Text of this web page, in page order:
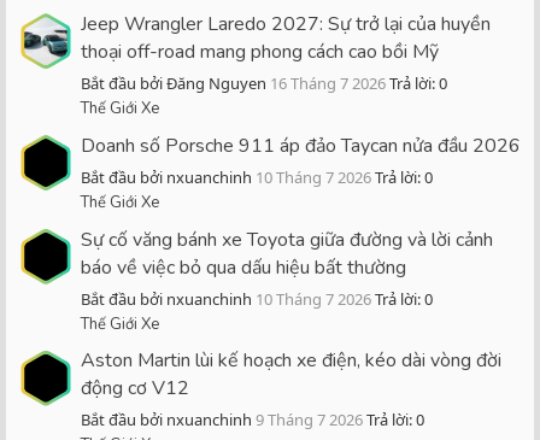
Jeep Wrangler Laredo 2027: Sự trở lại của huyền
thoại off-road mang phong cách cao bồi Mỹ
Bắt đầu bởi Đăng Nguyen 16 Tháng 7 2026Trả lời: 0
Thế Giới Xe
Doanh số Porsche 911 áp đảo Taycan nửa đầu 2026
Bắt đầu bởi nxuanchinh 10 Tháng 7 2026Trả lời: 0
Thế Giới Xe
Sự cố văng bánh xe Toyota giữa đường và lời cảnh
báo về việc bỏ qua dấu hiệu bất thường
Bắt đầu bởi nxuanchinh 10 Tháng 7 2026Trả lời: 0
Thế Giới Xe
Aston Martin lùi kế hoạch xe điện, kéo dài vòng đời
động cơ V12
Bắt đầu bởi nxuanchinh 9 Tháng 7 2026Trả lời: 0